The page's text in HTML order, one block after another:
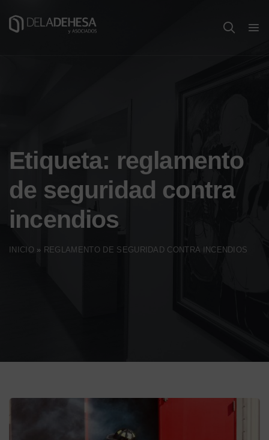
Etiqueta: reglamento
de seguridad contra
incendios
INICIO » REGLAMENTO DE SEGURIDAD CONTRA INCENDIOS